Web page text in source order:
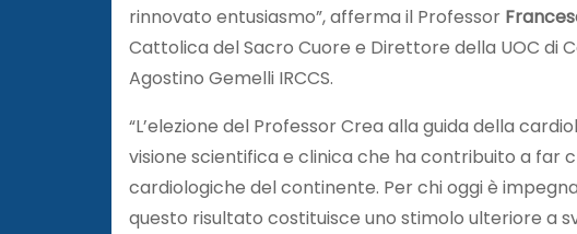
rinnovato entusiasmo”, afferma il Professor
Cattolica del Sacro Cuore e Direttore della UOC di
Agostino Gemelli IRCCS.
“L’elezione del Professor Crea alla guida della
visione scientifica e clinica che ha contribuito a far
cardiologiche del continente. Per chi oggi è
questo risultato costituisce uno stimolo ulteriore a